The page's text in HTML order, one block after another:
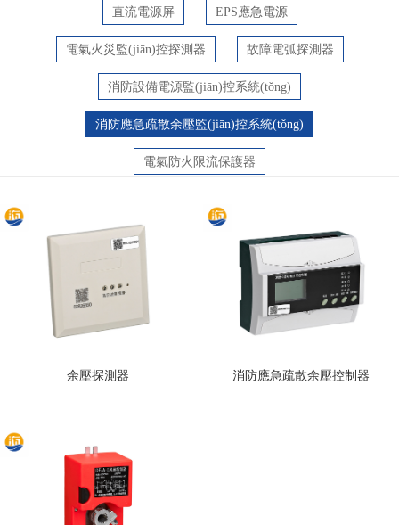
直流電源屏 EPS應急電源
電氣火災監(jiān)控探測器 故障電弧探測器
消防設備電源監(jiān)控系統(tǒng)
消防應急疏散余壓監(jiān)控系統(tǒng)
電氣防火限流保護器
余壓探測器 消防應急疏散余壓控制器